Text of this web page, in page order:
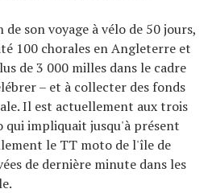
son voyage à vélo de 50 jours,
100 chorales en Angleterre et
de 3 000 milles dans le cadre
– et à collecter des fonds
Il est actuellement aux trois
qui impliquait jusqu'à présent
le TT moto de l'île de
de dernière minute dans les